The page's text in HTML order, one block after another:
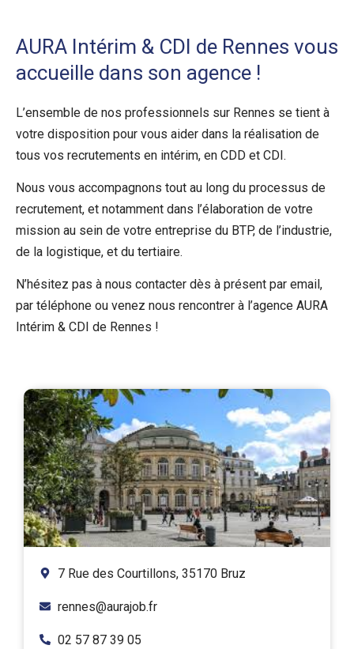
AURA Intérim & CDI de Rennes vous
accueille dans son agence !
L’ensemble de nos professionnels sur Rennes se tient à
votre disposition pour vous aider dans la réalisation de
tous vos recrutements en intérim, en CDD et CDI.
Nous vous accompagnons tout au long du processus de
recrutement, et notamment dans l’élaboration de votre
mission au sein de votre entreprise du BTP, de l’industrie,
de la logistique, et du tertiaire.
N’hésitez pas à nous contacter dès à présent par email,
par téléphone ou venez nous rencontrer à l’agence AURA
Intérim & CDI de Rennes !
7 Rue des Courtillons, 35170 Bruz
rennes@aurajob.fr
02 57 87 39 05